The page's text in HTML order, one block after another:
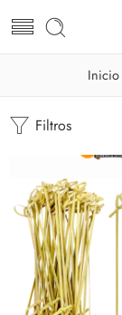
Inicio
Filtros